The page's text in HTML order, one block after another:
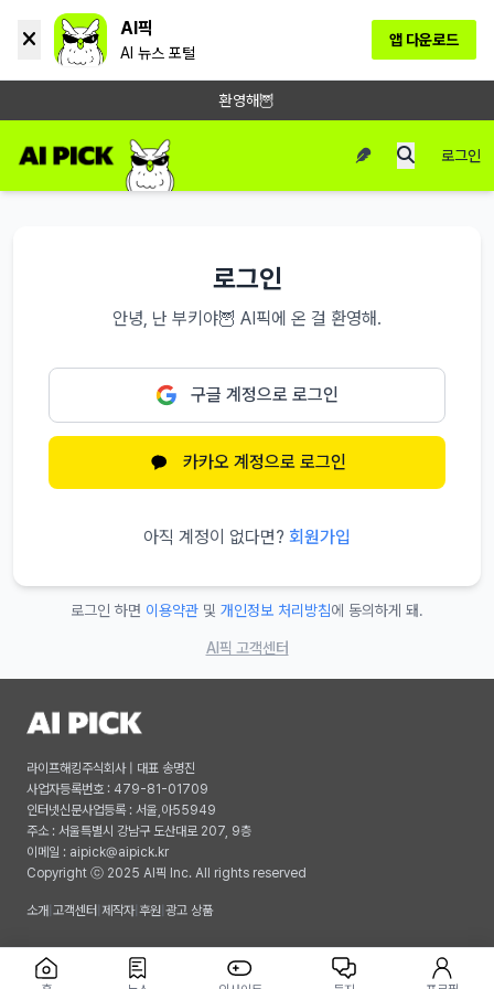
AI픽
AI 뉴스 포털
앱 다운로드
환영해🦉
로그인
로그인
안녕, 난 부키야🦉 AI픽에 온 걸 환영해.
구글 계정으로 로그인
카카오 계정으로 로그인
아직 계정이 없다면? 회원가입
로그인 하면 이용약관 및 개인정보 처리방침에 동의하게 돼.
AI픽 고객센터
라이프해킹주식회사 | 대표 송명진
사업자등록번호 : 479-81-01709
인터넷신문사업등록 : 서울,아55949
주소 : 서울특별시 강남구 도산대로 207, 9층
이메일 : aipick@aipick.kr
Copyright ⓒ 2025 AI픽 Inc. All rights reserved
소개 고객센터 제작자| 후원 광고 상품